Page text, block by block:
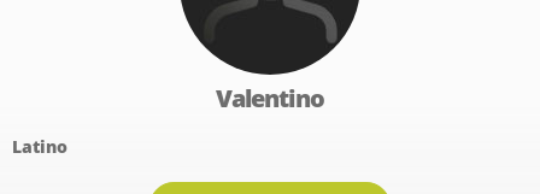
Valentino
Latino